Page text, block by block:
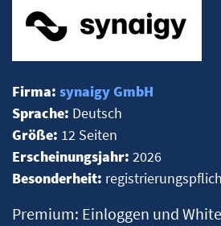
Firma: synaigy GmbH
Sprache: Deutsch
Größe: 12 Seiten
Erscheinungsjahr: 2026
Besonderheit:
Premium: Einloggen und